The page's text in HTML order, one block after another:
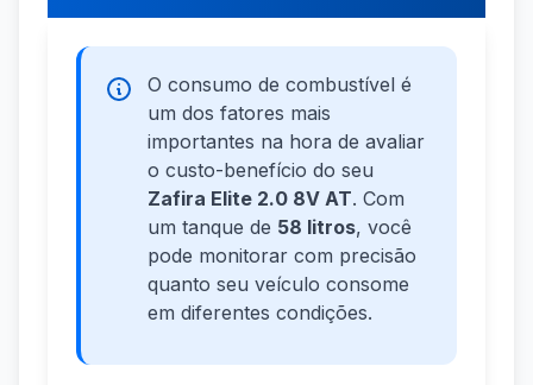
O consumo de combustível é
um dos fatores mais
importantes na hora de avaliar
o custo-benefício do seu
Zafira Elite 2.0 8V AT. Com
um tanque de 58 litros, você
pode monitorar com precisão
quanto seu veículo consome
em diferentes condições.